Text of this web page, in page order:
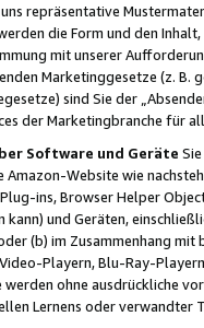
repräsentative
die Form und den
mit unserer
Marketinggesetze (z. B.
sind Sie der
der Marketingbranche für
Software und Geräte
Amazon-Website wie
ins, Browser Helper
und Geräten,
(b) im Zusammenhang
Playern, Blu-Ray-
werden ohne ausdrückliche
Lernens oder